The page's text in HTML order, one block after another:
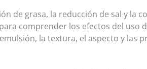
de grasa, la reducción de sal y la
comprender los efectos del uso
la textura, el aspecto y las